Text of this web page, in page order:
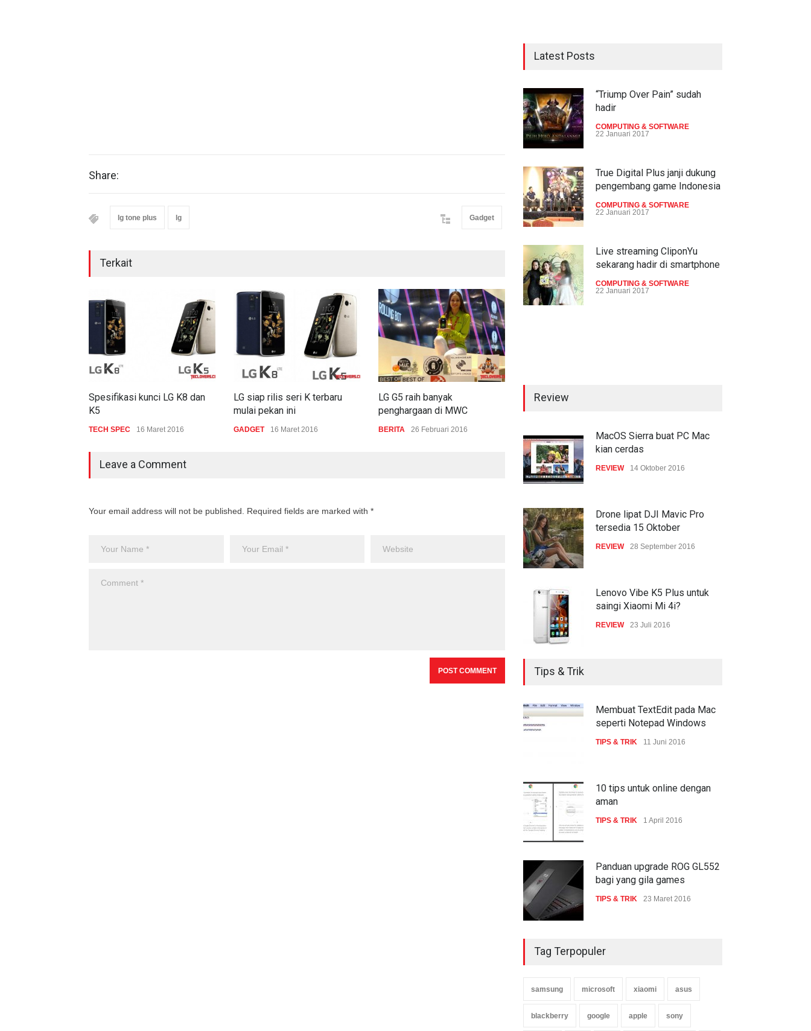
Share:
lg tone plus lg Gadget
Terkait
Spesifikasi kunci LG K8 dan
K5
TECH SPEC 16 Maret 2016
LG siap rilis seri K terbaru
mulai pekan ini
GADGET 16 Maret 2016
LG G5 raih banyak
penghargaan di MWC
BERITA 26 Februari 2016
Spesifikasi LG G4 Stylus dan
G4c
Leave a Comment
Your email address will not be published. Required fields are marked with *
Latest Posts
“Triump Over Pain” sudah
hadir
COMPUTING & SOFTWARE
22 Januari 2017
True Digital Plus janji dukung
pengembang game Indonesia
COMPUTING & SOFTWARE
22 Januari 2017
Live streaming CliponYu
sekarang hadir di smartphone
COMPUTING & SOFTWARE
22 Januari 2017
gencar
COMPUTING & SOFTWARE
dolar
Review
MacOS Sierra buat PC Mac
kian cerdas
REVIEW 14 Oktober 2016
Drone lipat DJI Mavic Pro
tersedia 15 Oktober
REVIEW 28 September 2016
Lenovo Vibe K5 Plus untuk
saingi Xiaomi Mi 4i?
REVIEW 23 Juli 2016
Tips & Trik
Membuat TextEdit pada Mac
seperti Notepad Windows
TIPS & TRIK 11 Juni 2016
10 tips untuk online dengan
aman
TIPS & TRIK 1 April 2016
Panduan upgrade ROG GL552
bagi yang gila games
TIPS & TRIK 23 Maret 2016
Tag Terpopuler
samsung microsoft xiaomi asus
blackberry google apple sony